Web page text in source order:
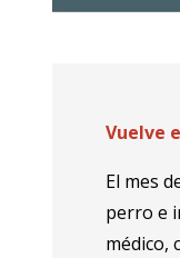
Vuelve
El mes
perro e
médico,